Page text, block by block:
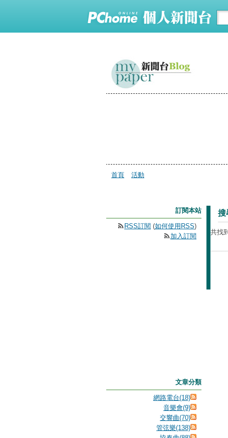
首頁 活動
搜
共找
訂閱本站
RSS訂閱 (如何使用RSS)
加入訂閱
文章分類
網路電台(18)
音樂會(9)
交響曲(70)
管弦樂(138)